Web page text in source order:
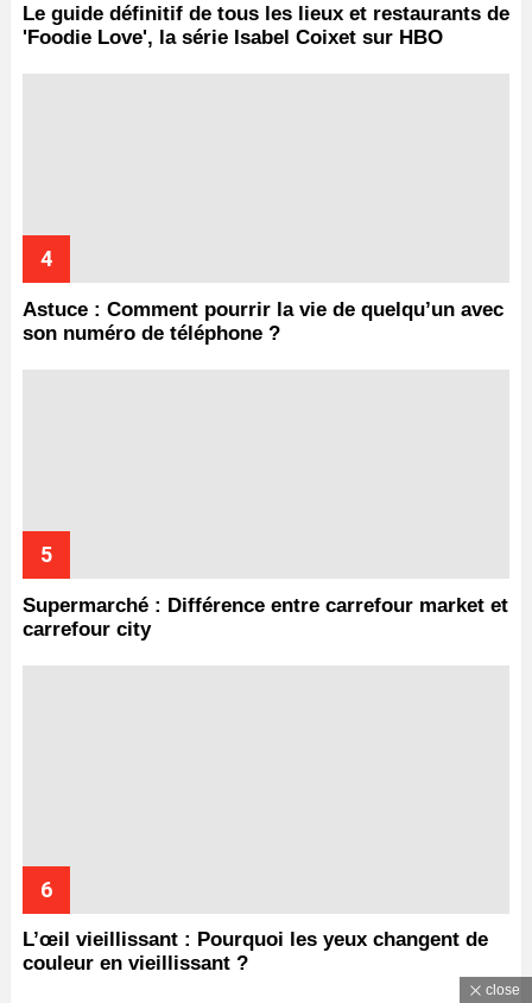
Le guide définitif de tous les lieux et restaurants de
'Foodie Love', la série Isabel Coixet sur HBO
Astuce : Comment pourrir la vie de quelqu’un avec
son numéro de téléphone ?
Supermarché : Différence entre carrefour market et
carrefour city
L’œil vieillissant : Pourquoi les yeux changent de
couleur en vieillissant ?
close